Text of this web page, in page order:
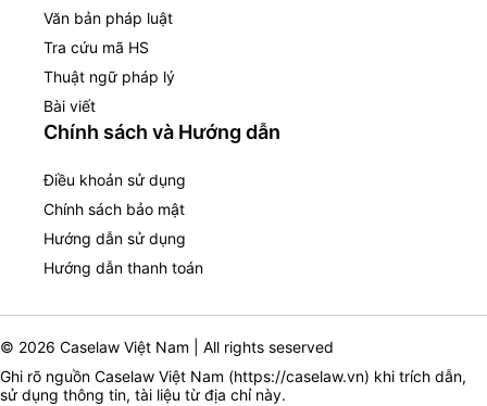
Văn bản pháp luật
Tra cứu mã HS
Thuật ngữ pháp lý
Bài viết
Chính sách và Hướng dẫn
Điều khoản sử dụng
Chính sách bảo mật
Hướng dẫn sử dụng
Hướng dẫn thanh toán
© 2026 Caselaw Việt Nam | All rights seserved
Ghi rõ nguồn Caselaw Việt Nam (https://caselaw.vn) khi trích dẫn,
sử dụng thông tin, tài liệu từ địa chỉ này.